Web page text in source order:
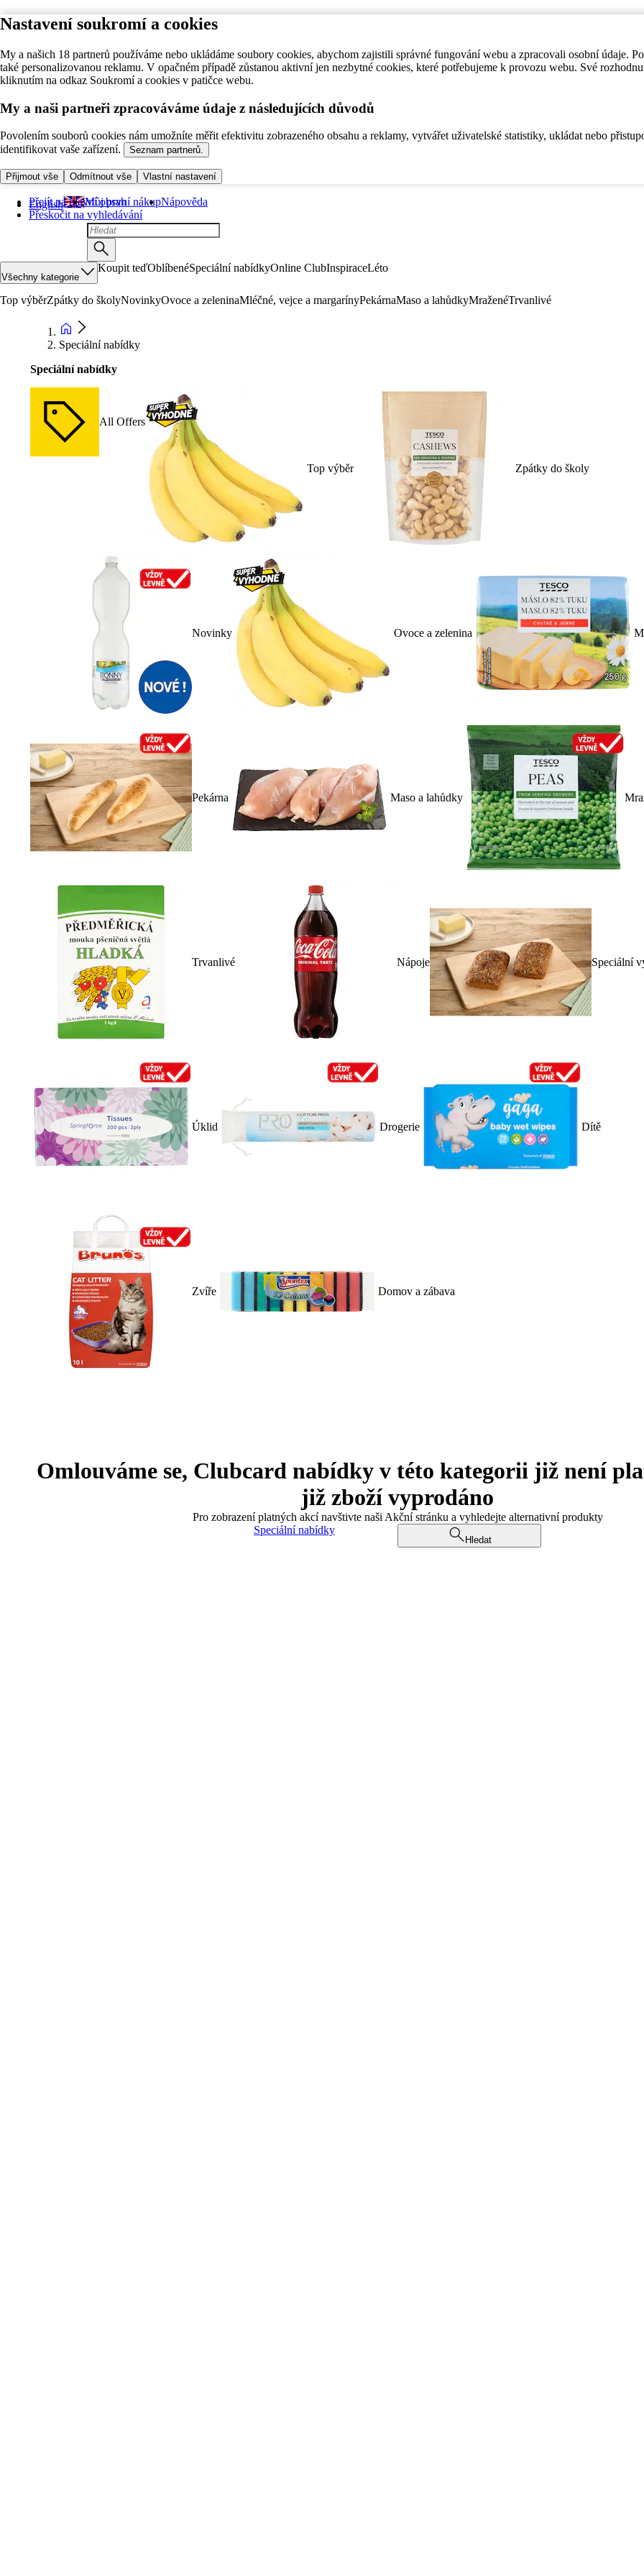
Nastavení soukromí a cookies
My a našich 18 partnerů používáme nebo ukládáme soubory cookies, abychom zajistili správné fungování webu a zpracovali osobní údaje.
také personalizovanou reklamu. V opačném případě zůstanou aktivní jen nezbytné cookies, které potřebujeme k provozu webu. Své
kliknutím na odkaz Soukromí a cookies v patičce webu.
My a naši partneři zpracováváme údaje z následujících důvodů
Povolením souborů cookies nám umožníte měřit efektivitu zobrazeného obsahu a reklamy, vytvářet uživatelské statistiky, ukládat nebo
identifikovat vaše zařízení.
Seznam partnerů.
Přijmout vše Odmítnout vše Vlastní nastavení
Přejít na hlavní obsah
Přeskočit na vyhledávání
English Můj první nákupNápověda
Všechny kategorie
Koupit teďOblíbenéSpeciální nabídkyOnline ClubInspiraceLéto
Top výběrZpátky do školyNovinkyOvoce a zeleninaMléčné, vejce a margarínyPekárnaMaso a lahůdkyMraženéTrvanlivé
Speciální nabídky
Speciální nabídky
All Offers
Top výběr Zpátky do školy
Novinky Ovoce a zelenina
Pekárna Maso a lahůdky
Trvanlivé Nápoje Speciální
Úklid Drogerie Dítě
Zvíře Domov a zábava
Omlouváme se, Clubcard nabídky v této kategorii již není
již zboží vyprodáno
Pro zobrazení platných akcí navštivte naši Akční stránku a vyhledejte alternativní produkty
Speciální nabídky
Hledat